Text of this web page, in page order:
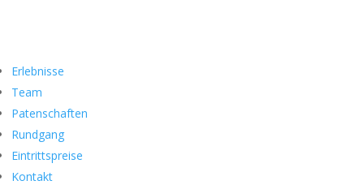
Erlebnisse
Team
Patenschaften
Rundgang
Eintrittspreise
Kontakt